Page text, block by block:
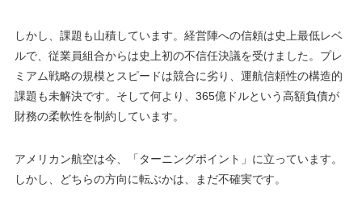
しかし、課題も山積しています。経営陣への信頼は史上最低レベ
ルで、従業員組合からは史上初の不信任決議を受けました。プレ
ミアム戦略の規模とスピードは競合に劣り、運航信頼性の構造的
課題も未解決です。そして何より、365億ドルという高額負債が
財務の柔軟性を制約しています。
アメリカン航空は今、「ターニングポイント」に立っています。
しかし、どちらの方向に転ぶかは、まだ不確実です。